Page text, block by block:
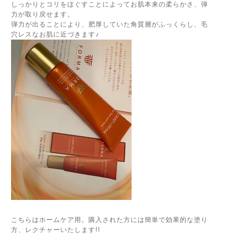
しっかりとコリをほぐすことによってお肌本来の柔らかさ、弾
力が取り戻せます。
弾力が出ることにより、肥厚していた角質層がふっくらし、毛
穴レスなお肌に近づきます♪
こちらはホームケア用。購入された方には簡単で効果的な塗り
方、レクチャーいたします!!